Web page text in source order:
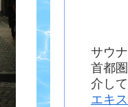
サウ
首都
介して
エキ